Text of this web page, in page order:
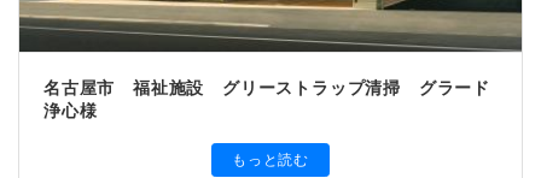
名古屋市 福祉施設 グリーストラップ清掃 グラード
浄心様
もっと読む